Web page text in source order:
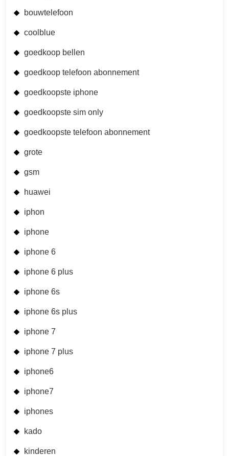
bouwtelefoon
coolblue
goedkoop bellen
goedkoop telefoon abonnement
goedkoopste iphone
goedkoopste sim only
goedkoopste telefoon abonnement
grote
gsm
huawei
iphon
iphone
iphone 6
iphone 6 plus
iphone 6s
iphone 6s plus
iphone 7
iphone 7 plus
iphone6
iphone7
iphones
kado
kinderen